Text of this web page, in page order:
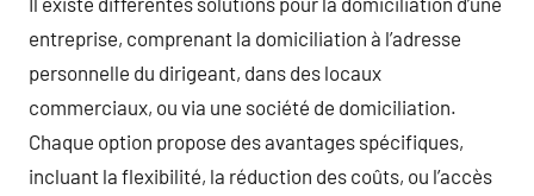
entreprise, comprenant la domiciliation à l’adresse
personnelle du dirigeant, dans des locaux
commerciaux, ou via une société de domiciliation.
Chaque option propose des avantages spécifiques,
incluant la flexibilité, la réduction des coûts, ou l’accès